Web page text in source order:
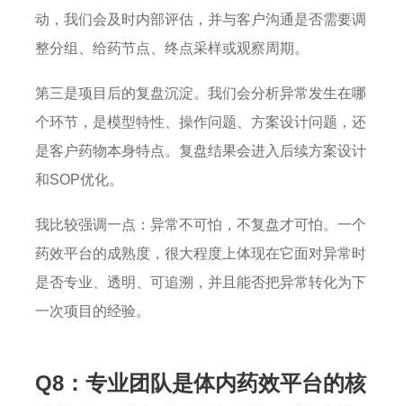
动，我们会及时内部评估，并与客户沟通是否需要调
整分组、给药节点、终点采样或观察周期。
第三是项目后的复盘沉淀。我们会分析异常发生在哪
个环节，是模型特性、操作问题、方案设计问题，还
是客户药物本身特点。复盘结果会进入后续方案设计
和SOP优化。
我比较强调一点：异常不可怕，不复盘才可怕。一个
药效平台的成熟度，很大程度上体现在它面对异常时
是否专业、透明、可追溯，并且能否把异常转化为下
一次项目的经验。
Q8：专业团队是体内药效平台的核